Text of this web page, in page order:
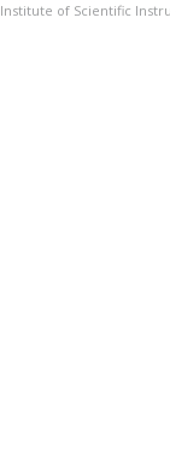
Institute of Scientific